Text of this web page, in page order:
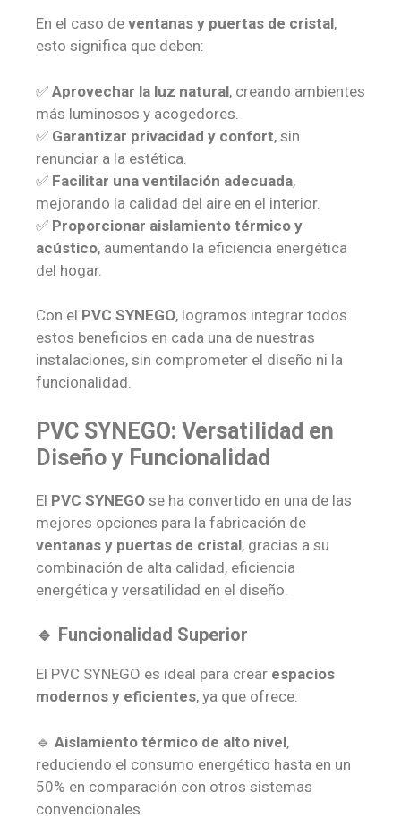
En el caso de ventanas y puertas de cristal,
esto significa que deben:
✅ Aprovechar la luz natural, creando ambientes
más luminosos y acogedores.
✅ Garantizar privacidad y confort, sin
renunciar a la estética.
✅ Facilitar una ventilación adecuada,
mejorando la calidad del aire en el interior.
✅ Proporcionar aislamiento térmico y
acústico, aumentando la eficiencia energética
del hogar.
Con el PVC SYNEGO, logramos integrar todos
estos beneficios en cada una de nuestras
instalaciones, sin comprometer el diseño ni la
funcionalidad.
PVC SYNEGO: Versatilidad en
Diseño y Funcionalidad
El PVC SYNEGO se ha convertido en una de las
mejores opciones para la fabricación de
ventanas y puertas de cristal, gracias a su
combinación de alta calidad, eficiencia
energética y versatilidad en el diseño.
🔹 Funcionalidad Superior
El PVC SYNEGO es ideal para crear espacios
modernos y eficientes, ya que ofrece:
🔹 Aislamiento térmico de alto nivel,
reduciendo el consumo energético hasta en un
50% en comparación con otros sistemas
convencionales.